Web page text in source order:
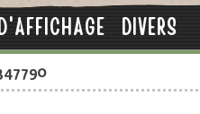
DIVERS